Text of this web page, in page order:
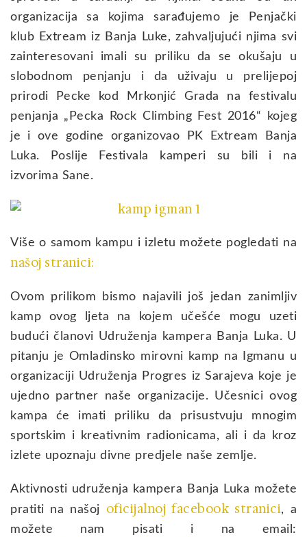
organizacija sa kojima sarađujemo je Penjački
klub Extream iz Banja Luke, zahvaljujući njima svi
zainteresovani imali su priliku da se okušaju u
slobodnom penjanju i da uživaju u prelijepoj
prirodi Pecke kod Mrkonjić Grada na festivalu
penjanja „Pecka Rock Climbing Fest 2016“ kojeg
je i ove godine organizovao PK Extream Banja
Luka. Poslije Festivala kamperi su bili i na
izvorima Sane.
Više o samom kampu i izletu možete pogledati na
našoj stranici:
Ovom prilikom bismo najavili još jedan zanimljiv
kamp ovog ljeta na kojem učešće mogu uzeti
budući članovi Udruženja kampera Banja Luka. U
pitanju je Omladinsko mirovni kamp na Igmanu u
organizaciji Udruženja Progres iz Sarajeva koje je
ujedno partner naše organizacije. Učesnici ovog
kampa će imati priliku da prisustvuju mnogim
sportskim i kreativnim radionicama, ali i da kroz
izlete upoznaju divne predjele naše zemlje.
Aktivnosti udruženja kampera Banja Luka možete
pratiti na našoj oficijalnoj facebook stranici, a
možete nam pisati i na email: